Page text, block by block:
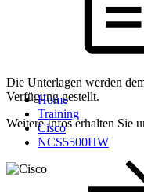
Die Unterlagen werden
Verfügung gestellt.
Weitere Infos erhalten Sie
Home
Training
Cisco
NCS5500HW